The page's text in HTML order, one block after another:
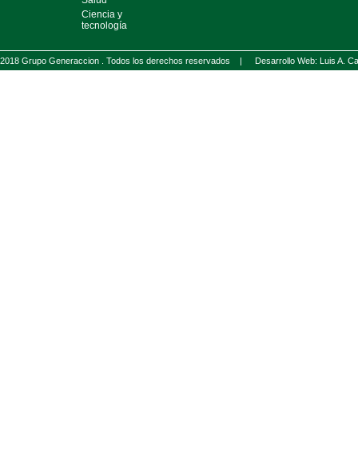
Ciencia y
tecnología
2018 Grupo Generaccion . Todos los derechos reservados | Desarrollo Web: Luis